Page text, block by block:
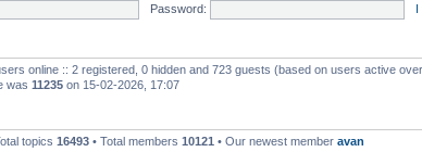
Password: I
online :: 2 registered, 0 hidden and 723 guests (based on users active
was 11235 on 15-02-2026, 17:07
topics 16493 • Total members 10121 • Our newest member avan